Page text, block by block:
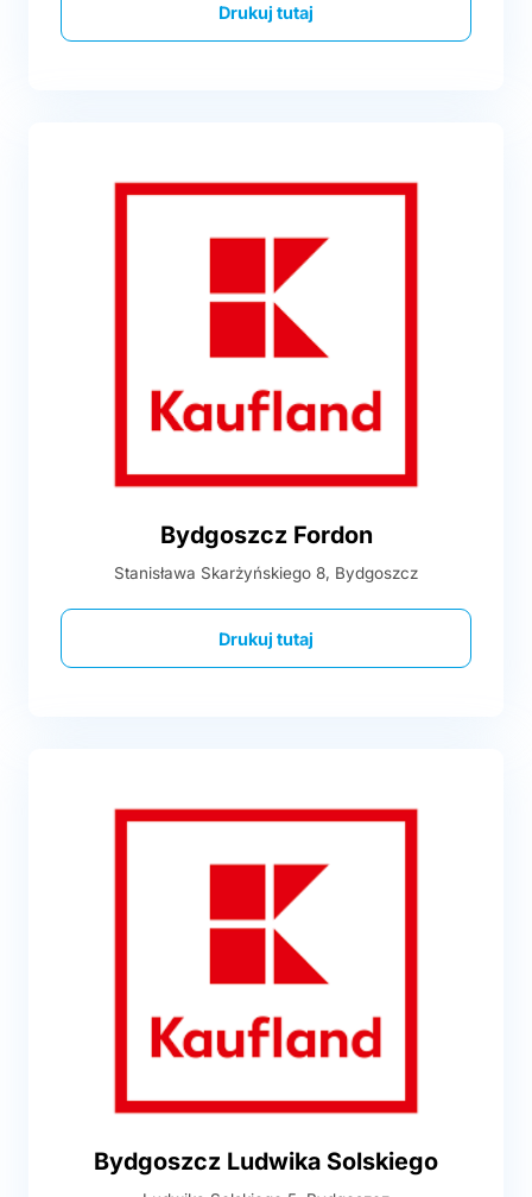
Drukuj tutaj
Bydgoszcz Fordon
Stanisława Skarżyńskiego 8, Bydgoszcz
Drukuj tutaj
Bydgoszcz Ludwika Solskiego